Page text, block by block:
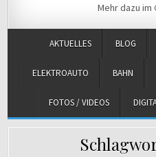
Mehr dazu im
AKTUELLES BLOG
ELEKTROAUTO BAHN
FOTOS / VIDEOS